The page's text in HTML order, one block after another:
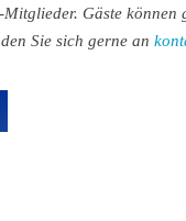
Gäste
Sie sich gerne an